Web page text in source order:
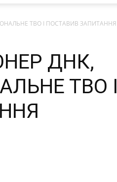
ТВО І ПОСТАВИВ ЗАПИТАННЯ
ДНК,
ТВО І